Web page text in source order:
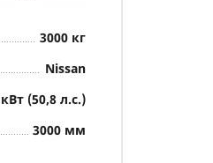
3000 кг
Nissan
(50,8 л.с.)
3000 мм